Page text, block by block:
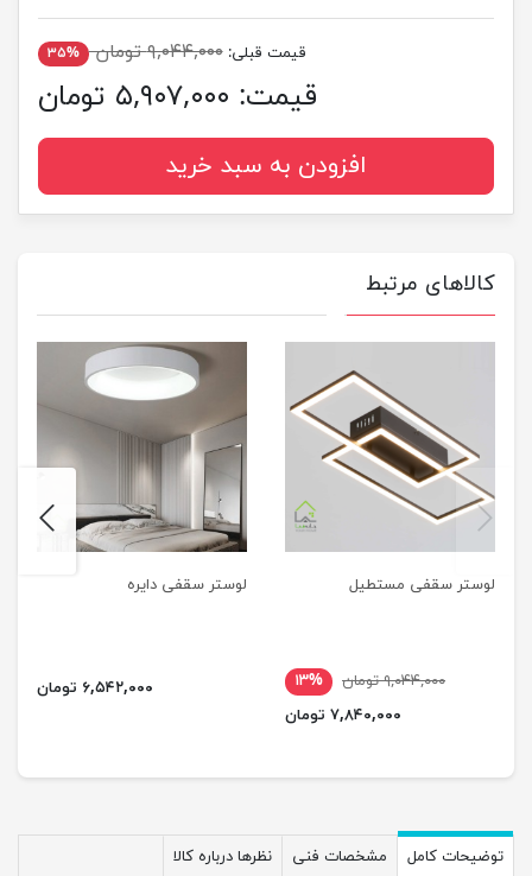
قیمت قبلی: ۹,۰۴۴,۰۰۰ تومان ۳۵%
قیمت: ۵,۹۰۷,۰۰۰ تومان
افزودن به سبد خرید
کالاهای مرتبط
لوستر سقفی مستطیل
۹,۰۴۴,۰۰۰ تومان
۱۳%
۷,۸۴۰,۰۰۰ تومان
لوستر سقفی دایره
۶,۵۴۲,۰۰۰ تومان
previus
توضیحات کامل مشخصات فنی نظرها درباره کالا